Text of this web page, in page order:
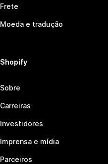
Frete
Moeda e tradução
Shopify
Sobre
Carreiras
Investidores
Imprensa e mídia
Parceiros